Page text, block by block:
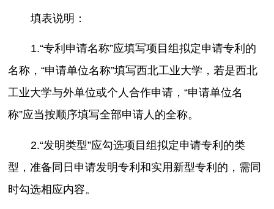
填表说明：
1.“专利申请名称”应填写项目组拟定申请专利的
名称，“申请单位名称”填写西北工业大学，若是西北
工业大学与外单位或个人合作申请，“申请单位名
称”应当按顺序填写全部申请人的全称。
2.“发明类型”应勾选项目组拟定申请专利的类
型，准备同日申请发明专利和实用新型专利的，需同
时勾选相应内容。